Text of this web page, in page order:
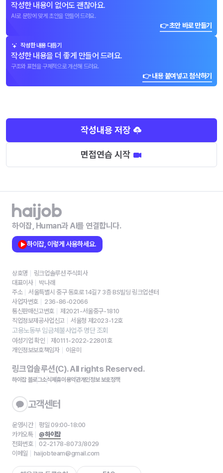
작성한 내용이 없어도 괜찮아요.
AI로 문항에 맞게 초안을 만들어 드려요.
👉 초안 바로 만들기
작성한 내용 다듬기
작성한 내용을 더 좋게 만들어 드려요.
구조와 표현을 구체적으로 개선해 드려요.
👉 내용 붙여넣고 첨삭하기
작성내용 저장
면접연습 시작
하이잡, Human과 AI를 연결합니다.
하이잡, 이렇게 사용하세요.
상호명
링크업솔루션 주식회사
대표이사
박나래
주소
서울특별시 중구 동호로 14길7 3층 BS빌딩 링크업센터
사업자번호
236-86-02066
통신판매신고번호
제2021-서울중구-1810
직업정보제공사업신고
서울청 제2023-12호
고용노동부 임금체불사업주 명단 조회
여성기업 확인
제0111-2022-22801호
개인정보보호책임자
이윤미
링크업솔루션(C). All rights Reserved.
하이잡 블로그소식제휴이용약관개인정보 보호정책
고객센터
운영시간
평일 09:00-18:00
카카오톡
@하이잡
전화번호
02-2178-8073/8029
이메일
haijobteam@gmail.com